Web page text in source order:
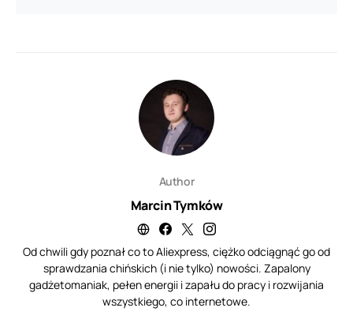
Author
Marcin Tymków
Od chwili gdy poznał co to Aliexpress, ciężko odciągnąć go od
sprawdzania chińskich (i nie tylko) nowości. Zapalony
gadżetomaniak, pełen energii i zapału do pracy i rozwijania
wszystkiego, co internetowe.